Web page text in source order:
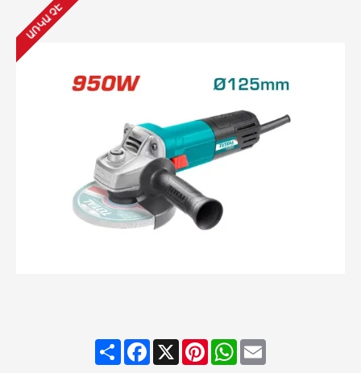
ԱՌԿԱ ՉԷ
ShareFacebook
X PinterestWhatsApp
Email